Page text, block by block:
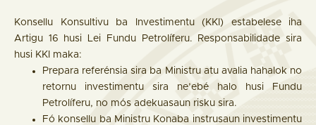
Konsellu Konsultivu ba Investimentu (KKI) estabelese iha
Artigu 16 husi Lei Fundu Petrolíferu. Responsabilidade sira
husi KKI maka:
Prepara referénsia sira ba Ministru atu avalia hahalok no
retornu investimentu sira ne’ebé halo husi Fundu
Petrolíferu, no mós adekuasaun risku sira.
Fó konsellu ba Ministru Konaba instrusaun investimentu